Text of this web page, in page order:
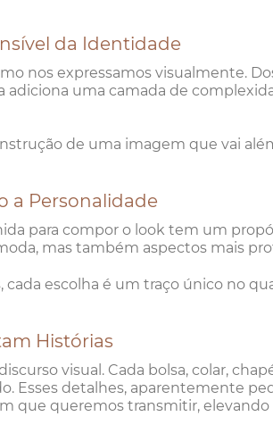
da Identidade
nos expressamos visualmente.
adiciona uma camada de
de uma imagem que vai
a Personalidade
para compor o look tem um
mas também aspectos mais
cada escolha é um traço único no
Histórias
visual. Cada bolsa, colar,
Esses detalhes, aparentemente
que queremos transmitir, elevando